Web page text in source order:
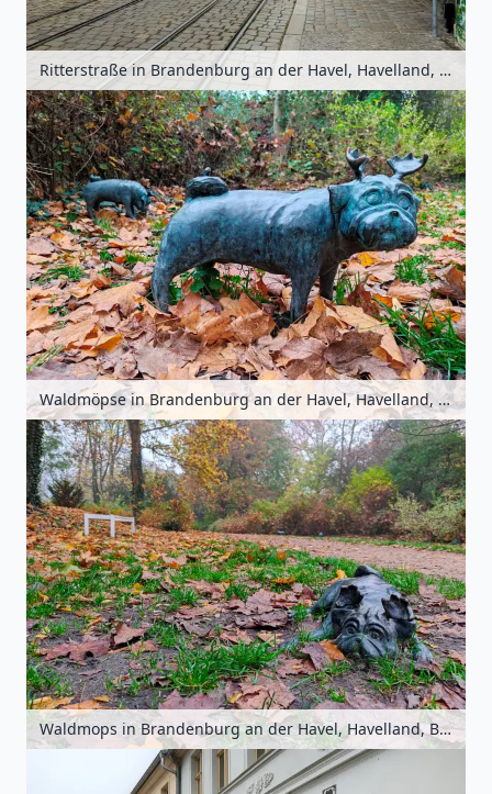
Ritterstraße in Brandenburg an der Havel, Havelland, Brandenburg, Deutschland
Waldmöpse in Brandenburg an der Havel, Havelland, Brandenburg, Deutschland
Waldmops in Brandenburg an der Havel, Havelland, Brandenburg, Deutschland